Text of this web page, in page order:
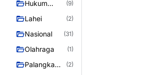
Hukum
(9)
Lahei (2)
Nasional (31)
Olahraga (1)
Palangka
(2)